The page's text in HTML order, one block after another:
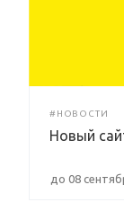
#НОВОСТИ
Новый
до 08